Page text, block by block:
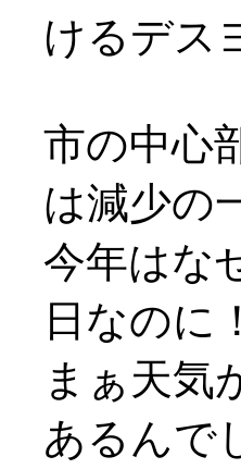
けるデス
市の中心
は減少の
今年はな
日なのに！
まぁ天気
あるんで